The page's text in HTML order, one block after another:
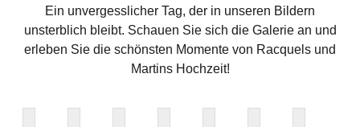
Ein unvergesslicher Tag, der in unseren Bildern
unsterblich bleibt. Schauen Sie sich die Galerie an und
erleben Sie die schönsten Momente von Racquels und
Martins Hochzeit!